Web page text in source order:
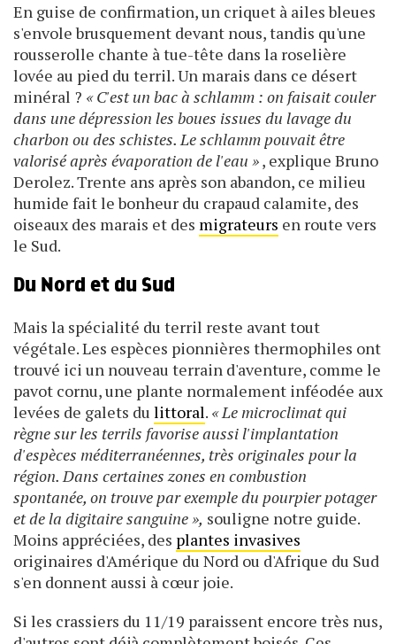
En guise de confirmation, un criquet à ailes bleues
s'envole brusquement devant nous, tandis qu'une
rousserolle chante à tue-tête dans la roselière
lovée au pied du terril. Un marais dans ce désert
minéral ? « C'est un bac à schlamm : on faisait couler
dans une dépression les boues issues du lavage du
charbon ou des schistes. Le schlamm pouvait être
valorisé après évaporation de l'eau », explique Bruno
Derolez. Trente ans après son abandon, ce milieu
humide fait le bonheur du crapaud calamite, des
oiseaux des marais et des migrateurs en route vers
le Sud.
Du Nord et du Sud
Mais la spécialité du terril reste avant tout
végétale. Les espèces pionnières thermophiles ont
trouvé ici un nouveau terrain d'aventure, comme le
pavot cornu, une plante normalement inféodée aux
levées de galets du littoral. « Le microclimat qui
règne sur les terrils favorise aussi l'implantation
d'espèces méditerranéennes, très originales pour la
région. Dans certaines zones en combustion
spontanée, on trouve par exemple du pourpier potager
et de la digitaire sanguine », souligne notre guide.
Moins appréciées, des plantes invasives
originaires d'Amérique du Nord ou d'Afrique du Sud
s'en donnent aussi à cœur joie.
Si les crassiers du 11/19 paraissent encore très nus,